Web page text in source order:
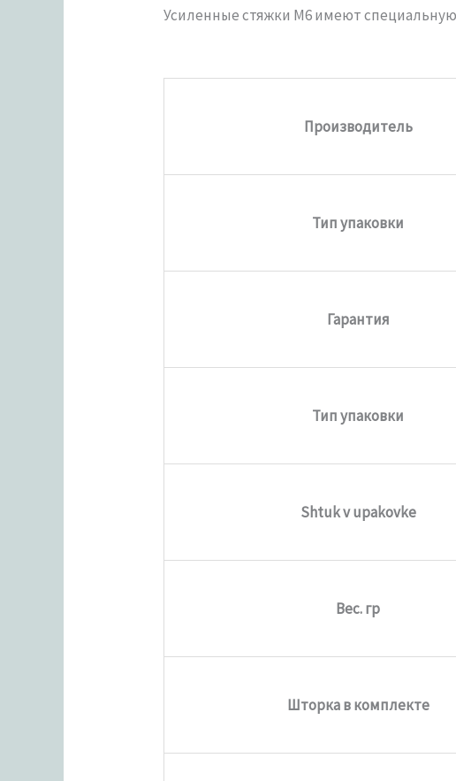
Усиленные стяжки М6 имеют
Производитель
Тип упаковки
Гарантия
Тип упаковки
Shtuk v upakovke
Вес. гр
Шторка в комплекте